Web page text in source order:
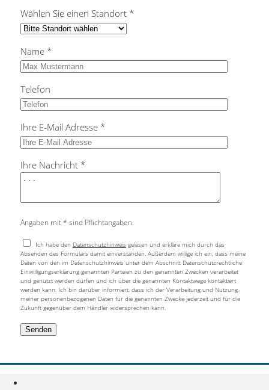
Wählen Sie einen Standort *
Name *
Telefon
Ihre E-Mail Adresse *
Ihre Nachricht *
Angaben mit * sind Pflichtangaben.
Ich habe den Datenschutzhinweis gelesen und erkläre mich durch das
Absenden des Formulars damit einverstanden. Außerdem willige ich ein, dass meine
Daten von den im Datenschutzhinweis unter dem Abschnitt Datenschutzrechtliche
Einwilligungserklärung genannten Parteien zu den genannten Zwecken verarbeitet
und genutzt werden dürfen und ich über die genannten Kontaktwege kontaktiert
werden kann. Ich bin darüber informiert, dass ich der Verarbeitung und Nutzung
meiner personenbezogenen Daten für die genannten Zwecke jederzeit und für die
Zukunft gegenüber dem Händler widersprechen kann.